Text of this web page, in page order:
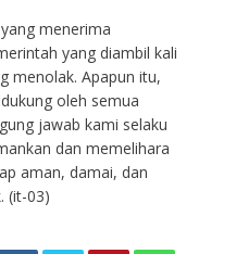
menerima
yang diambil kali
menolak. Apapun itu,
oleh semua
jawab kami selaku
dan memelihara
aman, damai, dan
(it-03)